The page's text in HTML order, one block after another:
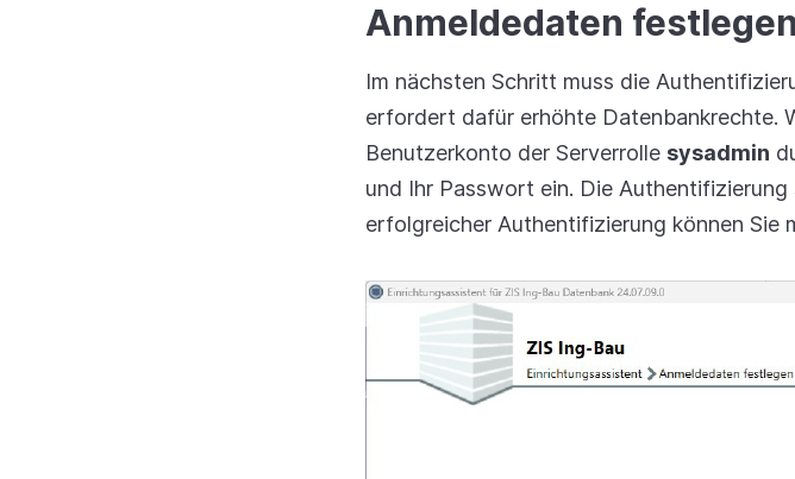
Anmeldedaten festlegen
Im nächsten Schritt muss die
erfordert dafür erhöhte Datenbankrechte.
Benutzerkonto der Serverrolle sysadmin
und Ihr Passwort ein. Die
erfolgreicher Authentifizierung können Sie